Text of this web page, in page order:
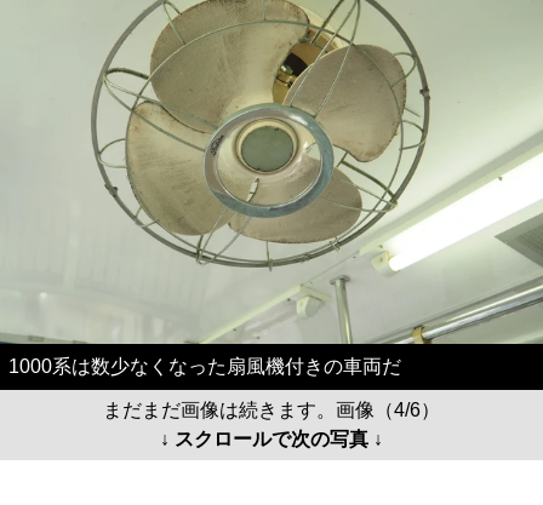
1000系は数少なくなった扇風機付きの車両だ
まだまだ画像は続きます。画像（4/6）
↓ スクロールで次の写真 ↓